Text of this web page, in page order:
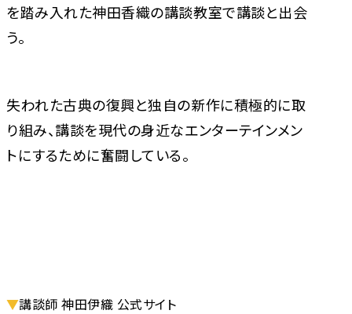
を踏み入れた神田香織の講談教室で講談と出会
う。
失われた古典の復興と独自の新作に積極的に取
り組み、講談を現代の身近なエンターテインメン
トにするために奮闘している。
▼講談師 神田伊織 公式サイト